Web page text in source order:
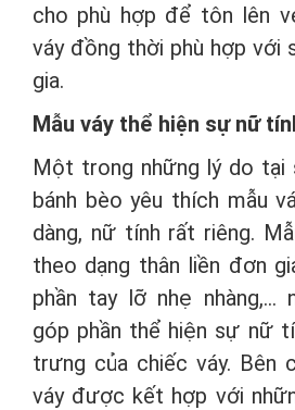
cho phù hợp để tôn lên
váy đồng thời phù hợp với
gia.
Mẫu váy thể hiện sự nữ
Một trong những lý do tại
bánh bèo yêu thích mẫu
dàng, nữ tính rất riêng.
theo dạng thân liền đơn
phần tay lỡ nhẹ nhàng,...
góp phần thể hiện sự nữ
trưng của chiếc váy. Bên
váy được kết hợp với